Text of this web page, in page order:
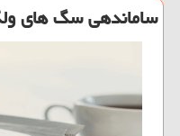
ساماندهی سگ های